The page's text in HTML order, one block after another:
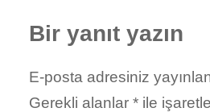
Bir yanıt yazın
E-posta adresiniz
Gerekli alanlar * ile